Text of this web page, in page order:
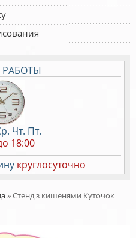
РАБОТЫ
Чт. Пт.
18:00
круглосуточно
»Стенд з кишенями Куточок